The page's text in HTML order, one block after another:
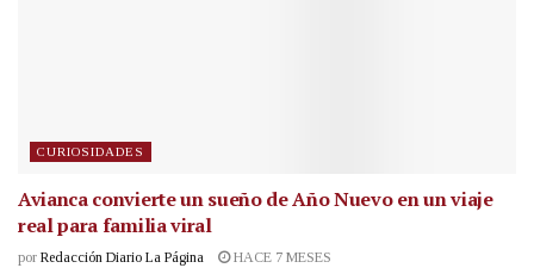
CURIOSIDADES
Avianca convierte un sueño de Año Nuevo en un viaje
real para familia viral
por Redacción Diario La Página HACE 7 MESES